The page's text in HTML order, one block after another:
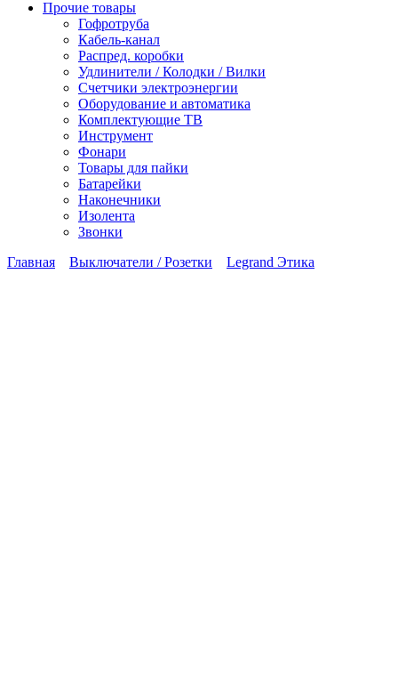
Прочие товары
Гофротруба
Кабель-канал
Распред. коробки
Удлинители / Колодки / Вилки
Счетчики электроэнергии
Оборудование и автоматика
Комплектующие ТВ
Инструмент
Фонари
Товары для пайки
Батарейки
Наконечники
Изолента
Звонки
Главная
Выключатели / Розетки Legrand Этика